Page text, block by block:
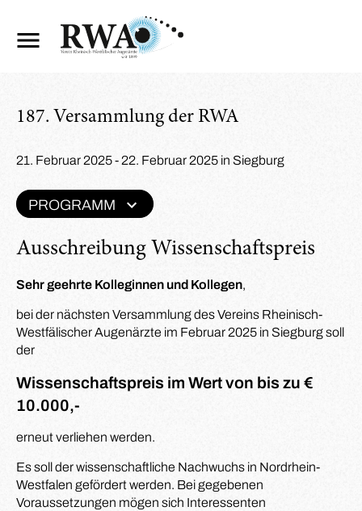
187. Versammlung der RWA
Ausschreibung Wissenschaftspreis
Sehr geehrte Kolleginnen und Kollegen,
bei der nächsten Versammlung des Vereins Rheinisch-
Westfälischer Augenärzte im Februar 2025 in Siegburg soll
der
Wissenschaftspreis im Wert von bis zu €
10.000,-
erneut verliehen werden.
Es soll der wissenschaftliche Nachwuchs in Nordrhein-
Westfalen gefördert werden. Bei gegebenen
Voraussetzungen mögen sich Interessenten
21. Februar 2025 - 22. Februar 2025 in Siegburg
PROGRAMM